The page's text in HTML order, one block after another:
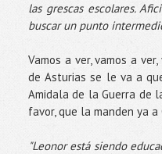
las grescas escolares.
buscar un punto
Vamos a ver, vamos a
de Asturias se le va a
Amidala de la Guerra de
favor, que la manden ya
"Leonor está siendo